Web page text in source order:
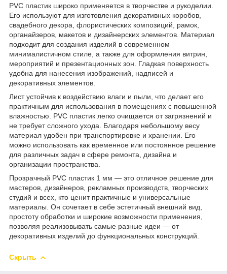
PVC пластик широко применяется в творчестве и рукоделии.
Его используют для изготовления декоративных коробов,
свадебного декора, флористических композиций, рамок,
органайзеров, макетов и дизайнерских элементов. Материал
подходит для создания изделий в современном
минималистичном стиле, а также для оформления витрин,
мероприятий и презентационных зон. Гладкая поверхность
удобна для нанесения изображений, надписей и
декоративных элементов.
Лист устойчив к воздействию влаги и пыли, что делает его
практичным для использования в помещениях с повышенной
влажностью. PVC пластик легко очищается от загрязнений и
не требует сложного ухода. Благодаря небольшому весу
материал удобен при транспортировке и хранении. Его
можно использовать как временное или постоянное решение
для различных задач в сфере ремонта, дизайна и
организации пространства.
Прозрачный PVC пластик 1 мм — это отличное решение для
мастеров, дизайнеров, рекламных производств, творческих
студий и всех, кто ценит практичные и универсальные
материалы. Он сочетает в себе эстетичный внешний вид,
простоту обработки и широкие возможности применения,
позволяя реализовывать самые разные идеи — от
декоративных изделий до функциональных конструкций.
Скрыть